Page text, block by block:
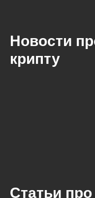
Новости
крипту
Статьи